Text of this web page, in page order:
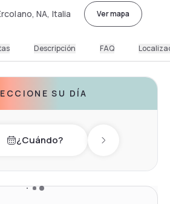
NA, Italia Ver mapa
Descripción FAQ
SU DÍA
day¿Cuándo? Next day